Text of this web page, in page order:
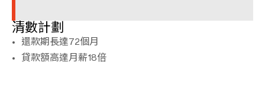
清數計劃
還款期長達72個月
貸款額高達月薪18倍